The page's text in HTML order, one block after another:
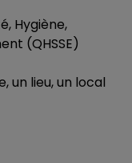
Hygiène,
(QHSSE)
un lieu, un local